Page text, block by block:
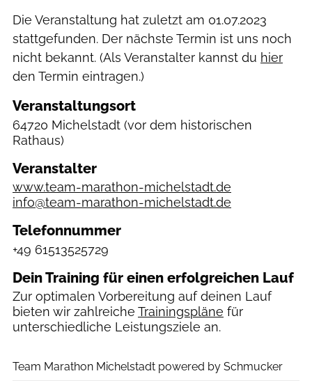
Die Veranstaltung hat zuletzt am 01.07.2023
stattgefunden. Der nächste Termin ist uns noch
nicht bekannt. (Als Veranstalter kannst du hier
den Termin eintragen.)
Veranstaltungsort
64720 Michelstadt (vor dem historischen
Rathaus)
Veranstalter
www.team-marathon-michelstadt.de
info@team-marathon-michelstadt.de
Telefonnummer
+49 61513525729
Dein Training für einen erfolgreichen Lauf
Zur optimalen Vorbereitung auf deinen Lauf
bieten wir zahlreiche Trainingspläne für
unterschiedliche Leistungsziele an.
Team Marathon Michelstadt powered by Schmucker